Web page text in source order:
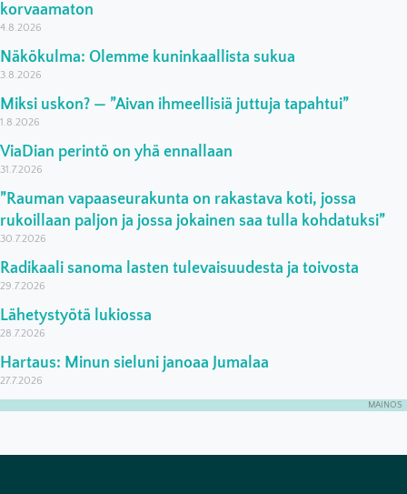
korvaamaton
4.8.2026
Näkökulma: Olemme kuninkaallista sukua
3.8.2026
Miksi uskon? — ”Aivan ihmeellisiä juttuja tapahtui”
1.8.2026
ViaDian perintö on yhä ennallaan
31.7.2026
”Rauman vapaaseurakunta on rakastava koti, jossa
rukoillaan paljon ja jossa jokainen saa tulla kohdatuksi”
30.7.2026
Radikaali sanoma lasten tulevaisuudesta ja toivosta
29.7.2026
Lähetystyötä lukiossa
28.7.2026
Hartaus: Minun sieluni janoaa Jumalaa
27.7.2026
MAINOS